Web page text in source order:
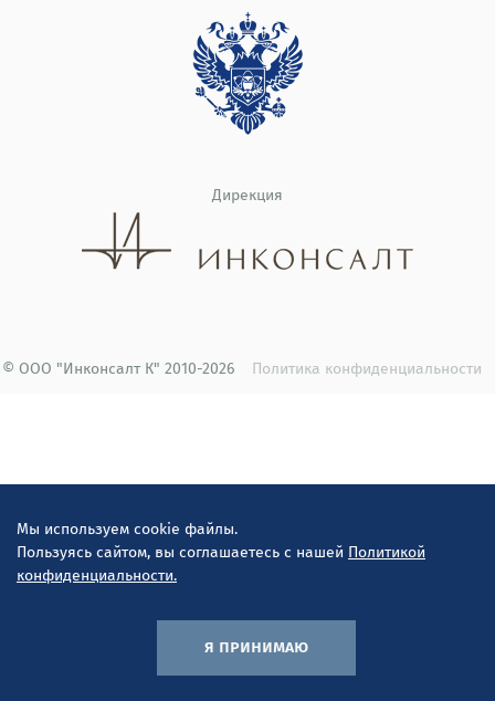
Мы используем cookie файлы.
Пользуясь сайтом, вы соглашаетесь с нашей Политикой
конфиденциальности.
я принимаю
Дирекция
© ООО "Инконсалт К" 2010-2026 Политика конфиденциальности